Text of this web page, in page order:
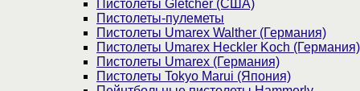
Пистолеты Gletcher (США)
Пистолеты-пулеметы
Пистолеты Umarex Walther (Германия)
Пистолеты Umarex Heckler Koch (Германия)
Пистолеты Umarex (Германия)
Пистолеты Tokyo Marui (Япония)